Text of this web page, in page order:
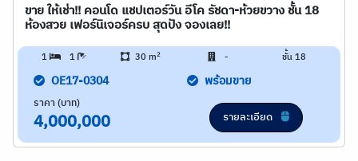
ขาย ให้เช่า!! คอนโด แชปเตอร์วัน อีโค รัชดา-ห้วยขวาง ชั้น 18
ห้องสวย เฟอร์นิเจอร์ครบ สุดปัง จองเลย!!
1 1 30 m2 - ชั้น 18
OE17-0304 พร้อมขาย
ราคา (บาท)
4,000,000 รายละเอียด